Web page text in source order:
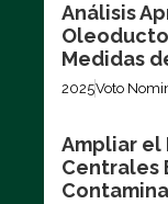
Análisis
Medidas
2025Voto
Ampliar el
Centrales